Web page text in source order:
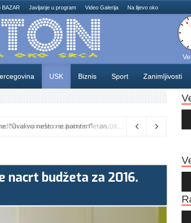
BAZAR Javljanje u program Video Galerija Na lijevo oko
USK Biznis Sport Zanimljivosti
Vance kaže da će pregovori s Iranom potrajati, odbacio navode o sukobu s Netanyahuom 06/08/2026
nacrt budžeta za 2016.